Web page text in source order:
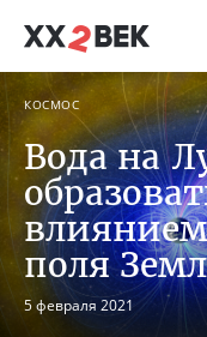
КОСМОС
Вода на
поля
5 февраля 2021